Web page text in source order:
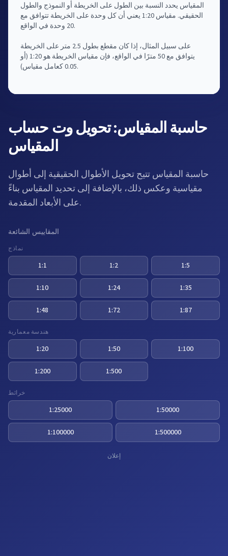
حاسبة المقياس: تحويل وت حساب
المقياس
حاسبة المقياس تتيح تحويل الأطوال الحقيقية إلى أطوال
مقياسية وعكس ذلك، بالإضافة إلى تحديد المقياس بناءً
على الأبعاد المقدمة.
المقاييس الشائعة
نماذج
1:1 1:2 1:5
1:10 1:24 1:35
1:48 1:72 1:87
هندسة معمارية
1:20 1:50 1:100
1:200 1:500
خرائط
1:25000 1:50000
1:100000 1:500000
المقياس يحدد النسبة بين الطول على الخريطة أو النموذج والطول
الحقيقي. مقياس 1:20 يعني أن كل وحدة على الخريطة تتوافق مع
20 وحدة في الواقع.
على سبيل المثال، إذا كان مقطع بطول 2.5 متر على الخريطة
يتوافق مع 50 مترًا في الواقع، فإن مقياس الخريطة هو 1:20 (أو
0.05 كعامل مقياس).
إعلان